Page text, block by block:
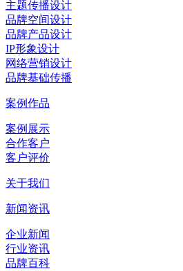
主题传播设计
品牌空间设计
品牌产品设计
IP形象设计
网络营销设计
品牌基础传播
案例作品
案例展示
合作客户
客户评价
关于我们
新闻资讯
企业新闻
行业资讯
品牌百科